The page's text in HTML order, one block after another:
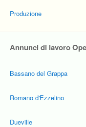
Produzione
Annunci di lavoro
Bassano del Grappa
Romano d'Ezzelino
Dueville